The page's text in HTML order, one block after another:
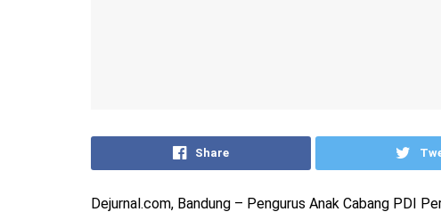
Share
Dejurnal.com, Bandung – Pengurus Anak Cabang PDI